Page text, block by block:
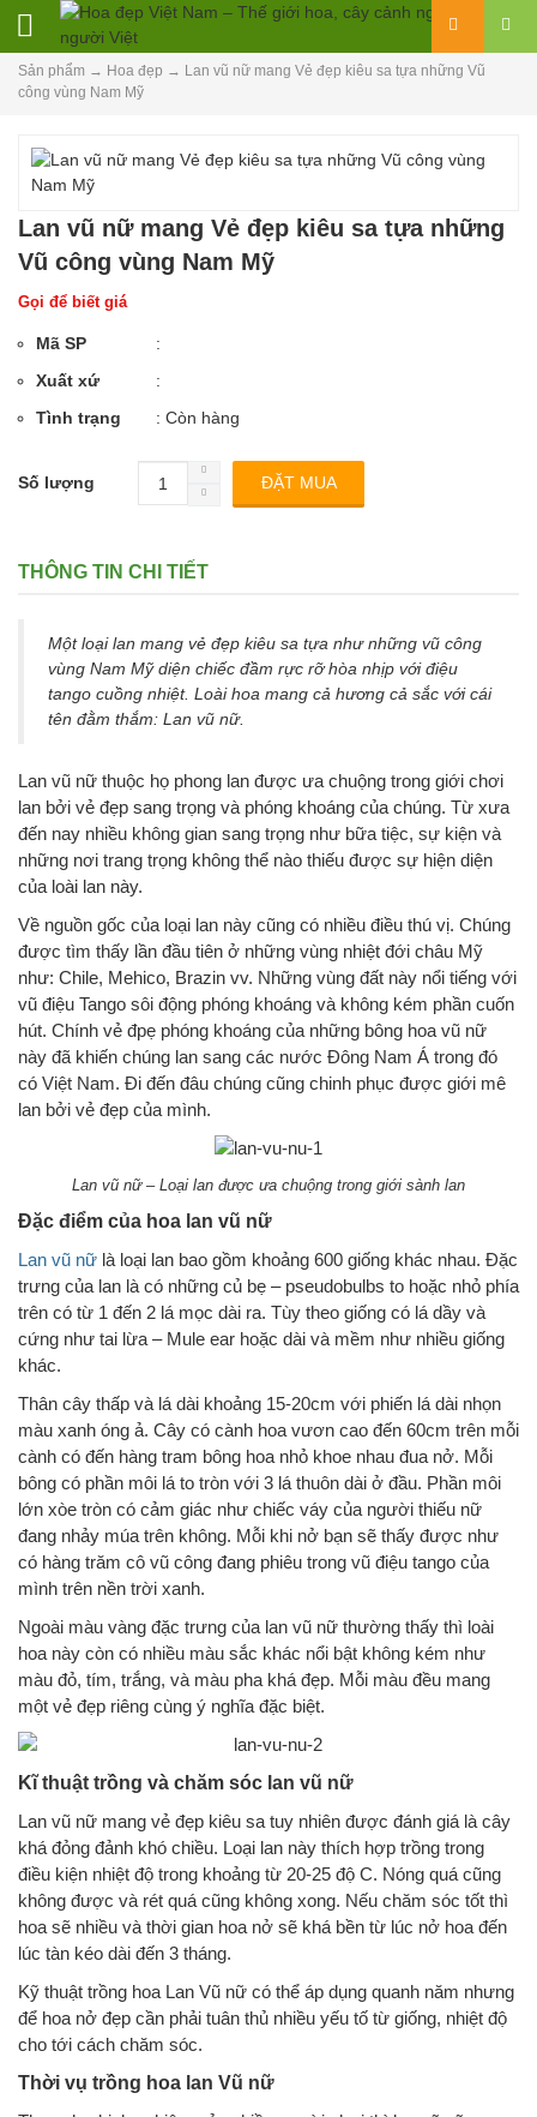
Sản phẩm → Hoa đẹp → Lan vũ nữ mang Vẻ đẹp kiêu sa tựa những Vũ
công vùng Nam Mỹ
Lan vũ nữ mang Vẻ đẹp kiêu sa tựa những
Vũ công vùng Nam Mỹ
Gọi để biết giá
Mã SP
:
Xuất xứ
:
Tình trạng
: Còn hàng
Số lượng
THÔNG TIN CHI TIẾT
Một loại lan mang vẻ đẹp kiêu sa tựa như những vũ công
vùng Nam Mỹ diện chiếc đầm rực rỡ hòa nhịp với điệu
tango cuồng nhiệt. Loài hoa mang cả hương cả sắc với cái
tên đằm thắm: Lan vũ nữ.
Lan vũ nữ thuộc họ phong lan được ưa chuộng trong giới chơi
lan bởi vẻ đẹp sang trọng và phóng khoáng của chúng. Từ xưa
đến nay nhiều không gian sang trọng như bữa tiệc, sự kiện và
những nơi trang trọng không thể nào thiếu được sự hiện diện
của loài lan này.
Về nguồn gốc của loại lan này cũng có nhiều điều thú vị. Chúng
được tìm thấy lần đầu tiên ở những vùng nhiệt đới châu Mỹ
như: Chile, Mehico, Brazin vv. Những vùng đất này nổi tiếng với
vũ điệu Tango sôi động phóng khoáng và không kém phần cuốn
hút. Chính vẻ đpẹ phóng khoáng của những bông hoa vũ nữ
này đã khiến chúng lan sang các nước Đông Nam Á trong đó
có Việt Nam. Đi đến đâu chúng cũng chinh phục được giới mê
lan bởi vẻ đẹp của mình.
Lan vũ nữ – Loại lan được ưa chuộng trong giới sành lan
Đặc điểm của hoa lan vũ nữ
Lan vũ nữ là loại lan bao gồm khoảng 600 giống khác nhau. Đặc
trưng của lan là có những củ bẹ – pseudobulbs to hoặc nhỏ phía
trên có từ 1 đến 2 lá mọc dài ra. Tùy theo giống có lá dầy và
cứng như tai lừa – Mule ear hoặc dài và mềm như nhiều giống
khác.
Thân cây thấp và lá dài khoảng 15-20cm với phiến lá dài nhọn
màu xanh óng ả. Cây có cành hoa vươn cao đến 60cm trên mỗi
cành có đến hàng tram bông hoa nhỏ khoe nhau đua nở. Mỗi
bông có phần môi lá to tròn với 3 lá thuôn dài ở đầu. Phần môi
lớn xòe tròn có cảm giác như chiếc váy của người thiếu nữ
đang nhảy múa trên không. Mỗi khi nở bạn sẽ thấy được như
có hàng trăm cô vũ công đang phiêu trong vũ điệu tango của
mình trên nền trời xanh.
Ngoài màu vàng đặc trưng của lan vũ nữ thường thấy thì loài
hoa này còn có nhiều màu sắc khác nổi bật không kém như
màu đỏ, tím, trắng, và màu pha khá đẹp. Mỗi màu đều mang
một vẻ đẹp riêng cùng ý nghĩa đặc biệt.
Kĩ thuật trồng và chăm sóc lan vũ nữ
Lan vũ nữ mang vẻ đẹp kiêu sa tuy nhiên được đánh giá là cây
khá đỏng đảnh khó chiều. Loại lan này thích hợp trồng trong
điều kiện nhiệt độ trong khoảng từ 20-25 độ C. Nóng quá cũng
không được và rét quá cũng không xong. Nếu chăm sóc tốt thì
hoa sẽ nhiều và thời gian hoa nở sẽ khá bền từ lúc nở hoa đến
lúc tàn kéo dài đến 3 tháng.
Kỹ thuật trồng hoa Lan Vũ nữ có thể áp dụng quanh năm nhưng
để hoa nở đẹp cần phải tuân thủ nhiều yếu tố từ giống, nhiệt độ
cho tới cách chăm sóc.
Thời vụ trồng hoa lan Vũ nữ